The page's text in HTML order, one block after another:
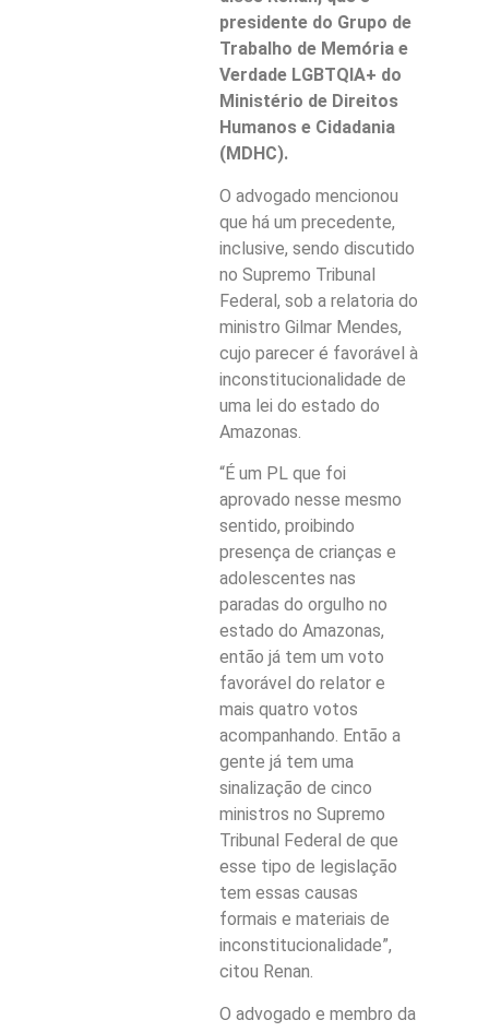
presidente do Grupo de
Trabalho de Memória e
Verdade LGBTQIA+ do
Ministério de Direitos
Humanos e Cidadania
(MDHC).
O advogado mencionou
que há um precedente,
inclusive, sendo discutido
no Supremo Tribunal
Federal, sob a relatoria do
ministro Gilmar Mendes,
cujo parecer é favorável à
inconstitucionalidade de
uma lei do estado do
Amazonas.
“É um PL que foi
aprovado nesse mesmo
sentido, proibindo
presença de crianças e
adolescentes nas
paradas do orgulho no
estado do Amazonas,
então já tem um voto
favorável do relator e
mais quatro votos
acompanhando. Então a
gente já tem uma
sinalização de cinco
ministros no Supremo
Tribunal Federal de que
esse tipo de legislação
tem essas causas
formais e materiais de
inconstitucionalidade”,
citou Renan.
O advogado e membro da